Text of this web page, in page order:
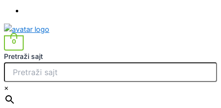
0
Pretraži sajt
×